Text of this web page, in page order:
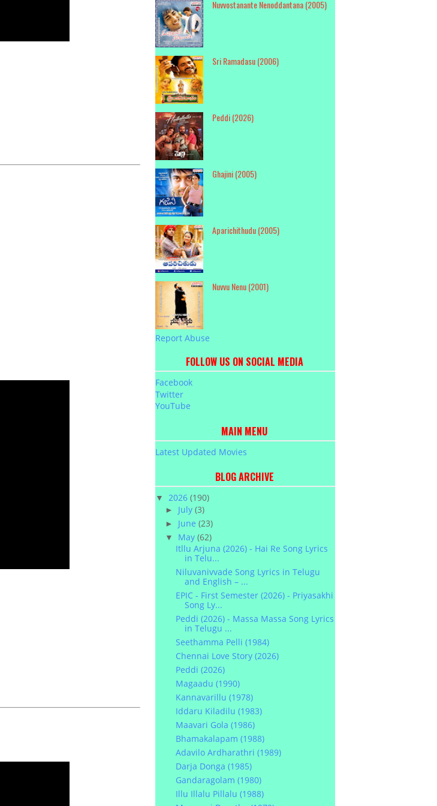
Nuvvostanante Nenoddantana (2005)
Sri Ramadasu (2006)
Peddi (2026)
Ghajini (2005)
Aparichithudu (2005)
Nuvvu Nenu (2001)
Report Abuse
FOLLOW US ON SOCIAL MEDIA
Facebook
Twitter
YouTube
MAIN MENU
Latest Updated Movies
BLOG ARCHIVE
▼ 2026 (190)
► July(3)
► June(23)
▼ May(62)
Itllu Arjuna (2026) - Hai Re Song Lyrics
in Telu...
Niluvanivvade Song Lyrics in Telugu
and English – ...
EPIC - First Semester (2026) - Priyasakhi
Song Ly...
Peddi (2026) - Massa Massa Song Lyrics
in Telugu ...
Seethamma Pelli (1984)
Chennai Love Story (2026)
Peddi (2026)
Magaadu (1990)
Kannavarillu (1978)
Iddaru Kiladilu (1983)
Maavari Gola (1986)
Bhamakalapam (1988)
Adavilo Ardharathri (1989)
Darja Donga (1985)
Gandaragolam (1980)
Illu Illalu Pillalu (1988)